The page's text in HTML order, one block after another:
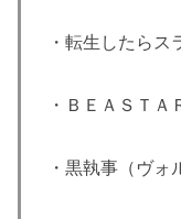
・転生したらス
・ＢＥＡＳＴＡ
・黒執事（ヴォ